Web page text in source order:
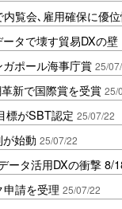
覧会､雇用確保に優
タで壊す貿易DXの壁
ポール海事庁賞 25/
新で国際賞を受賞 25/
標がSBT認定 25/07/22
始動 25/07/22
ータ活用DXの衝撃 8/
請を受理 25/07/22